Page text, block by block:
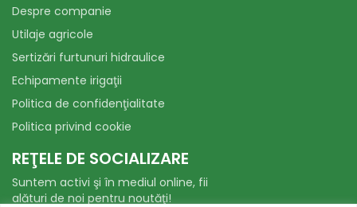
Despre companie
Utilaje agricole
Sertizări furtunuri hidraulice
Echipamente irigaţii
Politica de confidenţialitate
Politica privind cookie
REŢELE DE SOCIALIZARE
Suntem activi şi în mediul online, fii
alături de noi pentru noutăţi!